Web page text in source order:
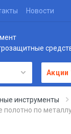
Новости
Акции
инструменты
полотно по